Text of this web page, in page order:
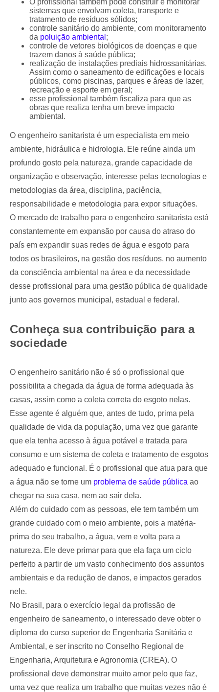
sistemas que envolvam coleta, transporte e
tratamento de resíduos sólidos;
controle sanitário do ambiente, com monitoramento
da poluição ambiental ;
controle de vetores biológicos de doenças e que
trazem danos à saúde pública;
realização de instalações prediais hidrossanitárias.
Assim como o saneamento de edificações e locais
públicos, como piscinas, parques e áreas de lazer,
recreação e esporte em geral;
esse profissional também fiscaliza para que as
obras que realiza tenha um breve impacto
ambiental.
O engenheiro sanitarista é um especialista em meio
ambiente, hidráulica e hidrologia. Ele reúne ainda um
profundo gosto pela natureza, grande capacidade de
organização e observação, interesse pelas tecnologias e
metodologias da área, disciplina, paciência,
responsabilidade e metodologia para expor situações.
O mercado de trabalho para o engenheiro sanitarista está
constantemente em expansão por causa do atraso do
país em expandir suas redes de água e esgoto para
todos os brasileiros, na gestão dos resíduos, no aumento
da consciência ambiental na área e da necessidade
desse profissional para uma gestão pública de qualidade
junto aos governos municipal, estadual e federal.
Conheça sua contribuição para a
sociedade
O engenheiro sanitário não é só o profissional que
possibilita a chegada da água de forma adequada às
casas, assim como a coleta correta do esgoto nelas.
Esse agente é alguém que, antes de tudo, prima pela
qualidade de vida da população, uma vez que garante
que ela tenha acesso à água potável e tratada para
consumo e um sistema de coleta e tratamento de esgotos
adequado e funcional. É o profissional que atua para que
a água não se torne um problema de saúde pública ao
chegar na sua casa, nem ao sair dela.
Além do cuidado com as pessoas, ele tem também um
grande cuidado com o meio ambiente, pois a matéria-
prima do seu trabalho, a água, vem e volta para a
natureza. Ele deve primar para que ela faça um ciclo
perfeito a partir de um vasto conhecimento dos assuntos
ambientais e da redução de danos, e impactos gerados
nele.
No Brasil, para o exercício legal da profissão de
engenheiro de saneamento, o interessado deve obter o
diploma do curso superior de Engenharia Sanitária e
Ambiental, e ser inscrito no Conselho Regional de
Engenharia, Arquitetura e Agronomia (CREA). O
profissional deve demonstrar muito amor pelo que faz,
uma vez que realiza um trabalho que muitas vezes não é